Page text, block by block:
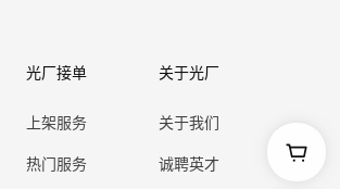
光厂接单
上架服务
热门服务
关于光厂
关于我们
诚聘英才